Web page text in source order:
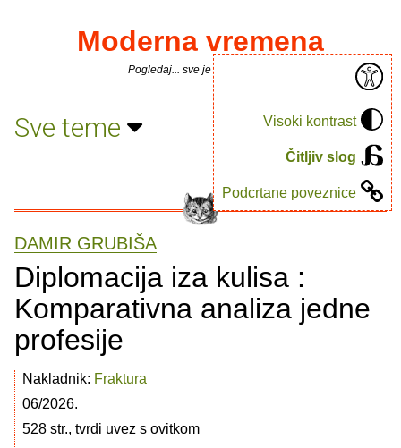
Visoki kontrast
Čitljiv slog
Podcrtane poveznice
Moderna vremena
Pogledaj... sve je puno knjiga.
Sve teme
DAMIR GRUBIŠA
Diplomacija iza kulisa :
Komparativna analiza jedne
profesije
Nakladnik: Fraktura
06/2026.
528 str., tvrdi uvez s ovitkom